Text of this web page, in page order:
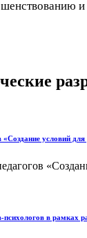
условий для
в рамках